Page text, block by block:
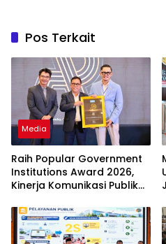
Pos Terkait
Media
Raih Popular Government
Institutions Award 2026,
Kinerja Komunikasi Publik
Kembali Diakui